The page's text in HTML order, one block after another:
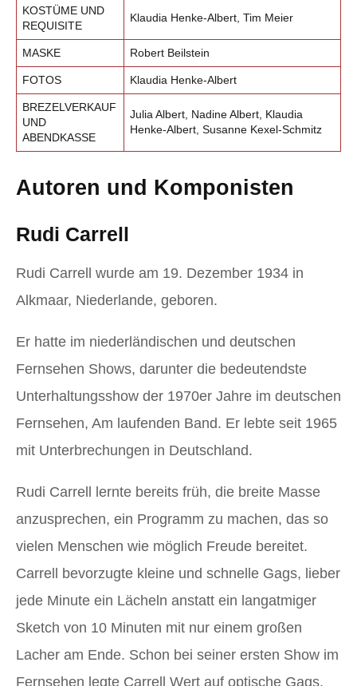
KOSTÜME UND
REQUISITE
Klaudia Henke-Albert, Tim Meier
MASKE Robert Beilstein
FOTOS Klaudia Henke-Albert
BREZELVERKAUF
UND
ABENDKASSE
Julia Albert, Nadine Albert, Klaudia
Henke-Albert, Susanne Kexel-Schmitz
Autoren und Komponisten
Rudi Carrell
Rudi Carrell wurde am 19. Dezember 1934 in
Alkmaar, Niederlande, geboren.
Er hatte im niederländischen und deutschen
Fernsehen Shows, darunter die bedeutendste
Unterhaltungsshow der 1970er Jahre im deutschen
Fernsehen, Am laufenden Band. Er lebte seit 1965
mit Unterbrechungen in Deutschland.
Rudi Carrell lernte bereits früh, die breite Masse
anzusprechen, ein Programm zu machen, das so
vielen Menschen wie möglich Freude bereitet.
Carrell bevorzugte kleine und schnelle Gags, lieber
jede Minute ein Lächeln anstatt ein langatmiger
Sketch von 10 Minuten mit nur einem großen
Lacher am Ende. Schon bei seiner ersten Show im
Fernsehen legte Carrell Wert auf optische Gags.